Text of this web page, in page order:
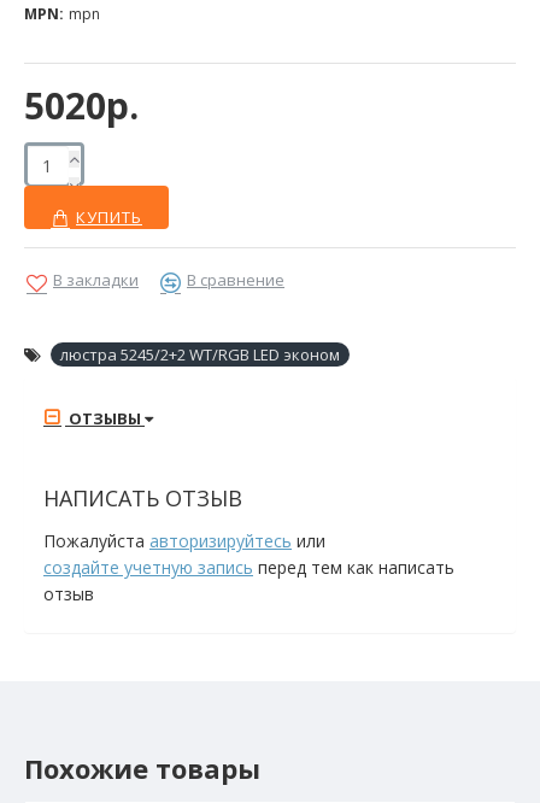
5020р.
MPN: mpn
КУПИТЬ
В закладки В сравнение
люстра 5245/2+2 WT/RGB LED эконом
ОТЗЫВЫ
НАПИСАТЬ ОТЗЫВ
Пожалуйста авторизируйтесь или
создайте учетную запись перед тем как написать
отзыв
Похожие товары